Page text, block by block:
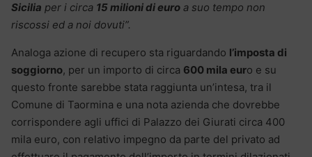
Sicilia per i circa 15 milioni di euro a suo tempo non
riscossi ed a noi dovuti”.
Analoga azione di recupero sta riguardando l’imposta di
soggiorno, per un importo di circa 600 mila euro e su
questo fronte sarebbe stata raggiunta un’intesa, tra il
Comune di Taormina e una nota azienda che dovrebbe
corrispondere agli uffici di Palazzo dei Giurati circa 400
mila euro, con relativo impegno da parte del privato ad